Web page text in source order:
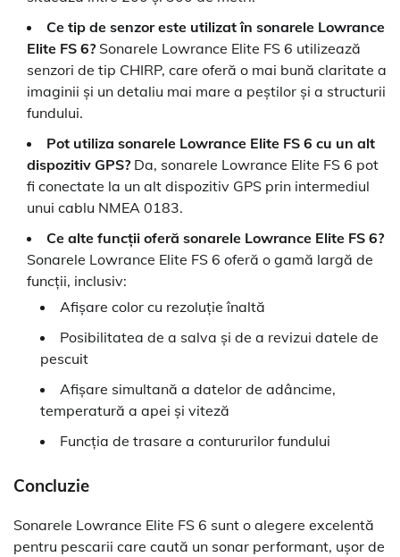
Ce tip de senzor este utilizat în sonarele Lowrance
Elite FS 6?Sonarele Lowrance Elite FS 6 utilizează
senzori de tip CHIRP, care oferă o mai bună claritate a
imaginii și un detaliu mai mare a peștilor și a structurii
fundului.
Pot utiliza sonarele Lowrance Elite FS 6 cu un alt
dispozitiv GPS?Da, sonarele Lowrance Elite FS 6 pot
fi conectate la un alt dispozitiv GPS prin intermediul
unui cablu NMEA 0183.
Ce alte funcții oferă sonarele Lowrance Elite FS 6?
Sonarele Lowrance Elite FS 6 oferă o gamă largă de
funcții, inclusiv:
Afișare color cu rezoluție înaltă
Posibilitatea de a salva și de a revizui datele de
pescuit
Afișare simultană a datelor de adâncime,
temperatură a apei și viteză
Funcția de trasare a contururilor fundului
Concluzie
Sonarele Lowrance Elite FS 6 sunt o alegere excelentă
pentru pescarii care caută un sonar performant, ușor de